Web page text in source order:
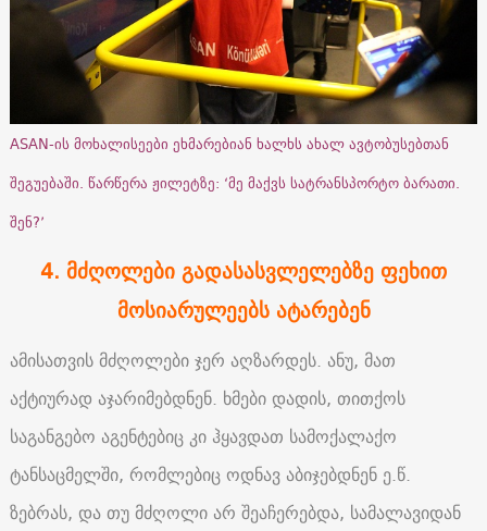
ASAN-ის მოხალისეები ეხმარებიან ხალხს ახალ ავტობუსებთან
შეგუებაში. წარწერა ჟილეტზე: ‘მე მაქვს სატრანსპორტო ბარათი.
შენ?’
4. მძღოლები გადასასვლელებზე ფეხით
მოსიარულეებს ატარებენ
ამისათვის მძღოლები ჯერ აღზარდეს. ანუ, მათ
აქტიურად აჯარიმებდნენ. ხმები დადის, თითქოს
საგანგებო აგენტებიც კი ჰყავდათ სამოქალაქო
ტანსაცმელში, რომლებიც ოდნავ აბიჯებდნენ ე.წ.
ზებრას, და თუ მძღოლი არ შეაჩერებდა, სამალავიდან